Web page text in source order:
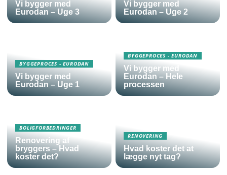
Vi bygger med
Eurodan – Uge 3
Vi bygger med
Eurodan – Uge 2
BYGGEPROCES - EURODAN
Vi bygger med
Eurodan – Uge 1
BYGGEPROCES - EURODAN
Vi bygger med
Eurodan – Hele
processen
BOLIGFORBEDRINGER
Renovering af
bryggers – Hvad
koster det?
RENOVERING
Hvad koster det at
lægge nyt tag?